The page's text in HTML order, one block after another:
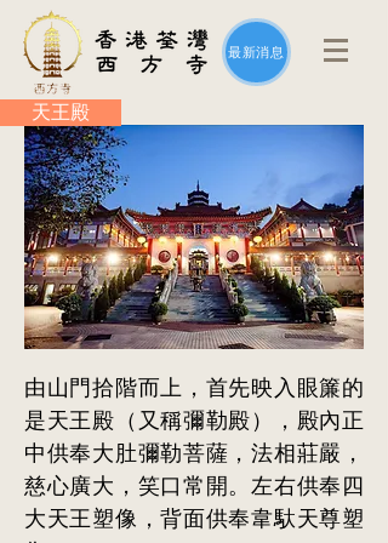
最新消息
天王殿
由山門拾階而上，首先映入眼簾的
是天王殿（又稱彌勒殿），殿內正
中供奉大肚彌勒菩薩，法相莊嚴，
慈心廣大，笑口常開。左右供奉四
大天王塑像，背面供奉韋馱天尊塑